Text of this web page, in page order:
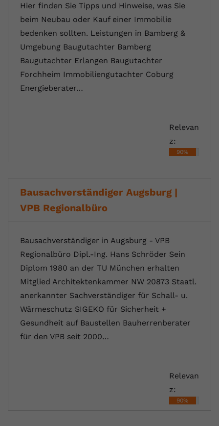
Hier finden Sie Tipps und Hinweise, was Sie
beim Neubau oder Kauf einer Immobilie
bedenken sollten. Leistungen in Bamberg &
Umgebung Baugutachter Bamberg
Baugutachter Erlangen Baugutachter
Forchheim Immobiliengutachter Coburg
Energieberater…
Relevan
z:
90%
Bausachverständiger Augsburg |
VPB Regionalbüro
Bausachverständiger in Augsburg - VPB
Regionalbüro Dipl.-Ing. Hans Schröder Sein
Diplom 1980 an der TU München erhalten
Mitglied Architektenkammer NW 20873 Staatl.
anerkannter Sachverständiger für Schall- u.
Wärmeschutz SIGEKO für Sicherheit +
Gesundheit auf Baustellen Bauherrenberater
für den VPB seit 2000…
Relevan
z:
90%